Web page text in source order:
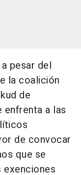
pesar del
la coalición
de
enfrenta a las
de convocar
que se
exenciones